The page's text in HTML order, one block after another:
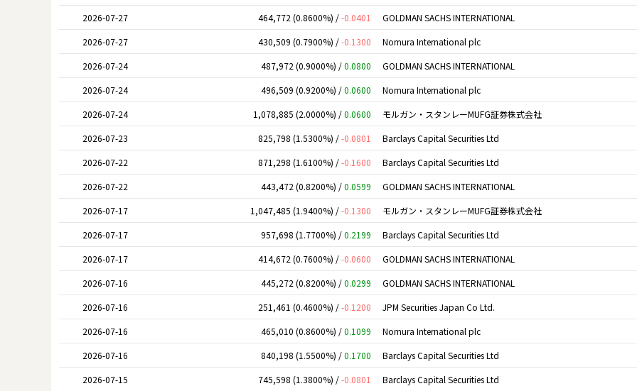
2026-07-27
464,772 (0.8600%) /-0.0401 GOLDMAN SACHS INTERNATIONAL
2026-07-27
430,509 (0.7900%) /-0.1300 Nomura International plc
2026-07-24
487,972 (0.9000%) /0.0800 GOLDMAN SACHS INTERNATIONAL
2026-07-24
496,509 (0.9200%) /0.0600 Nomura International plc
2026-07-24
1,078,885 (2.0000%) /0.0600 モルガン・スタンレーMUFG証券株式会社
2026-07-23
825,798 (1.5300%) /-0.0801 Barclays Capital Securities Ltd
2026-07-22
871,298 (1.6100%) /-0.1600 Barclays Capital Securities Ltd
2026-07-22
443,472 (0.8200%) /0.0599 GOLDMAN SACHS INTERNATIONAL
2026-07-17
1,047,485 (1.9400%) /-0.1300 モルガン・スタンレーMUFG証券株式会社
2026-07-17
957,698 (1.7700%) /0.2199 Barclays Capital Securities Ltd
2026-07-17
414,672 (0.7600%) /-0.0600 GOLDMAN SACHS INTERNATIONAL
2026-07-16
445,272 (0.8200%) /0.0299 GOLDMAN SACHS INTERNATIONAL
2026-07-16
251,461 (0.4600%) /-0.1200 JPM Securities Japan Co Ltd.
2026-07-16
465,010 (0.8600%) /0.1099 Nomura International plc
2026-07-16
840,198 (1.5500%) /0.1700 Barclays Capital Securities Ltd
2026-07-15
745,598 (1.3800%) /-0.0801 Barclays Capital Securities Ltd